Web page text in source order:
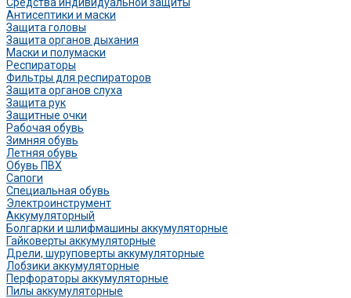
Антисептики и маски
Защита головы
Защита органов дыхания
Маски и полумаски
Респираторы
Фильтры для респираторов
Защита органов слуха
Защита рук
Защитные очки
Рабочая обувь
Зимняя обувь
Летняя обувь
Обувь ПВХ
Сапоги
Специальная обувь
Электроинструмент
Аккумуляторный
Болгарки и шлифмашины аккумуляторные
Гайковерты аккумуляторные
Дрели, шуруповерты аккумуляторные
Лобзики аккумуляторные
Перфораторы аккумуляторные
Пилы аккумуляторные